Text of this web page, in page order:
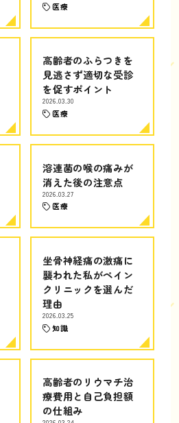
医療
高齢者のふらつきを
見逃さず適切な受診
を促すポイント
2026.03.30
医療
溶連菌の喉の痛みが
消えた後の注意点
2026.03.27
医療
坐骨神経痛の激痛に
襲われた私がペイン
クリニックを選んだ
理由
2026.03.25
知識
高齢者のリウマチ治
療費用と自己負担額
の仕組み